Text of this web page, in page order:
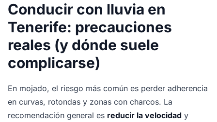
Conducir con lluvia en
Tenerife: precauciones
reales (y dónde suele
complicarse)
En mojado, el riesgo más común es perder adherencia
en curvas, rotondas y zonas con charcos. La
recomendación general es reducir la velocidad y